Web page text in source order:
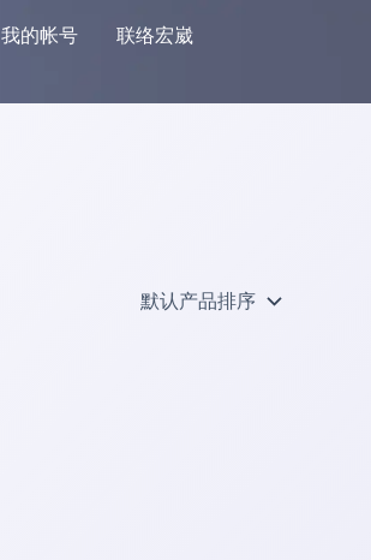
我的帐号
联络宏崴